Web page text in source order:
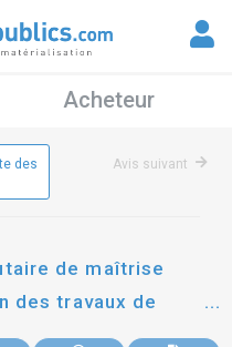
Acheteur
des
Avis suivant
de maîtrise
des travaux de
sur le bassin